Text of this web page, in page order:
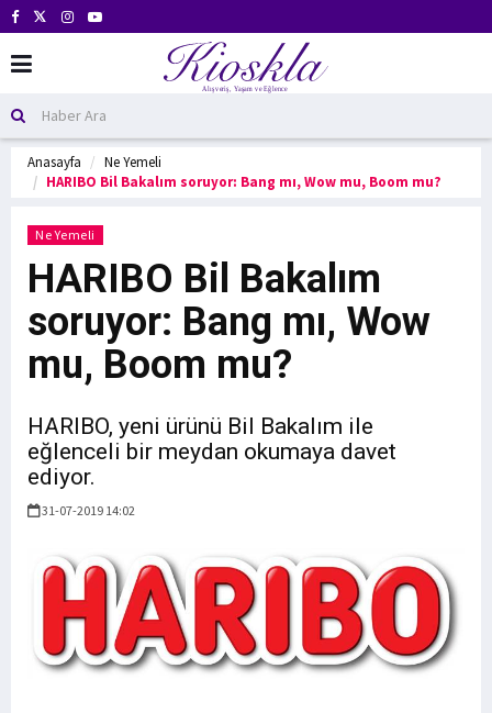
Anasayfa
Ne Yemeli
HARIBO Bil Bakalım soruyor: Bang mı, Wow mu, Boom mu?
Ne Yemeli
HARIBO Bil Bakalım
soruyor: Bang mı, Wow
mu, Boom mu?
HARIBO, yeni ürünü Bil Bakalım ile
eğlenceli bir meydan okumaya davet
ediyor.
31-07-2019 14:02